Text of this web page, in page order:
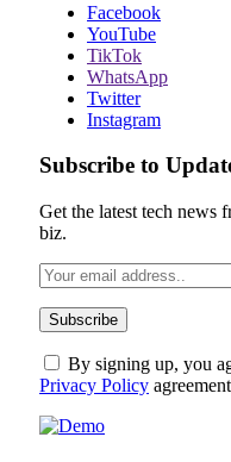
Facebook
YouTube
TikTok
WhatsApp
Twitter
Instagram
Subscribe to
Get the latest tech news
biz.
By signing up, you
Privacy Policy